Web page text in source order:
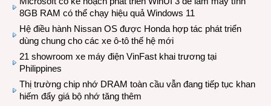
8GB RAM có thể chạy hiệu quả Windows 11
Hệ điều hành Nissan OS được Honda hợp tác phát triển
dùng chung cho các xe ô-tô thế hệ mới
21 showroom xe máy điện VinFast khai trương tại
Philippines
Thị trường chip nhớ DRAM toàn cầu vẫn đang tiếp tục khan
hiếm đẩy giá bộ nhớ tăng thêm